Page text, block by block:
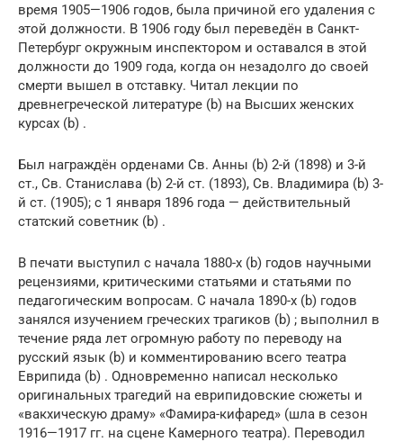
время 1905—1906 годов, была причиной его удаления с
этой должности. В 1906 году был переведён в Санкт-
Петербург окружным инспектором и оставался в этой
должности до 1909 года, когда он незадолго до своей
смерти вышел в отставку. Читал лекции по
древнегреческой литературе (b) на Высших женских
курсах (b) .
Был награждён орденами Св. Анны (b) 2-й (1898) и 3-й
ст., Св. Станислава (b) 2-й ст. (1893), Св. Владимира (b) 3-
й ст. (1905); с 1 января 1896 года — действительный
статский советник (b) .
В печати выступил с начала 1880-х (b) годов научными
рецензиями, критическими статьями и статьями по
педагогическим вопросам. С начала 1890-х (b) годов
занялся изучением греческих трагиков (b) ; выполнил в
течение ряда лет огромную работу по переводу на
русский язык (b) и комментированию всего театра
Еврипида (b) . Одновременно написал несколько
оригинальных трагедий на еврипидовские сюжеты и
«вакхическую драму» «Фамира-кифаред» (шла в сезон
1916—1917 гг. на сцене Камерного театра). Переводил